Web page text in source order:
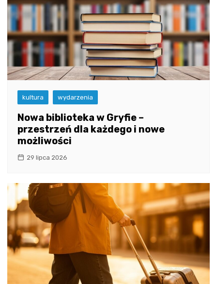
kultura wydarzenia
Nowa biblioteka w Gryfie –
przestrzeń dla każdego i nowe
możliwości
29 lipca 2026